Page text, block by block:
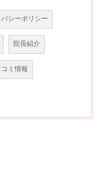
シーポリシー
院長紹介
ミ情報